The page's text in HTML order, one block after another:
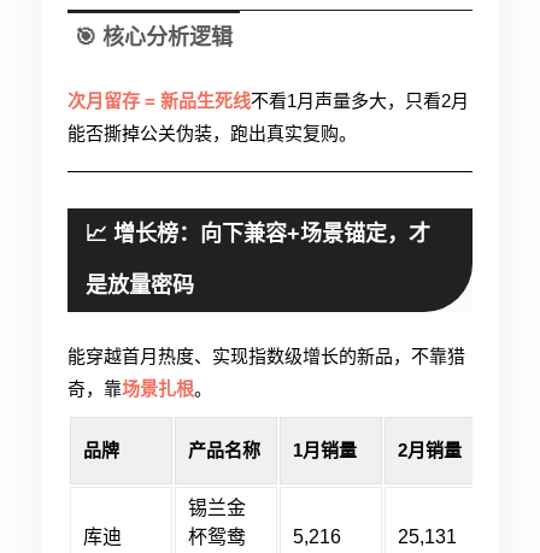
🎯 核心分析逻辑
次月留存 = 新品生死线不看1月声量多大，只看2月
能否撕掉公关伪装，跑出真实复购。
📈 增长榜：向下兼容+场景锚定，才
是放量密码
能穿越首月热度、实现指数级增长的新品，不靠猎
奇，靠场景扎根。
品牌 产品名称 1月销量 2月销量
库迪
锡兰金
杯鸳鸯
5,216 25,131